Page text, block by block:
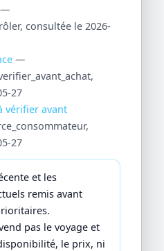
consultée le 2026-
—
27
vérifier avant
27
et les
remis avant
pas le voyage et
le prix, ni